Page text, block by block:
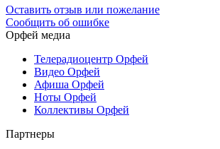
Оставить отзыв или пожелание
Сообщить об ошибке
Орфей медиа
Телерадиоцентр Орфей
Видео Орфей
Афиша Орфей
Ноты Орфей
Коллективы Орфей
Партнеры